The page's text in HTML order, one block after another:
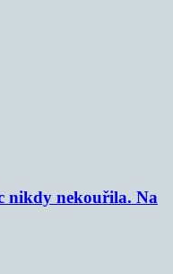
nikdy nekouřila. Na